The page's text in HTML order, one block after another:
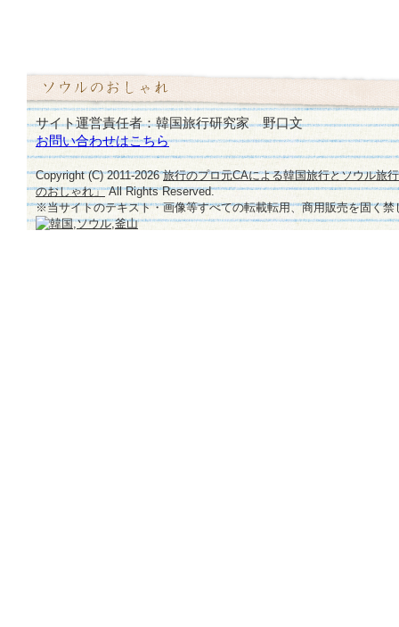
サイト運営責任者：韓国旅行研究家 野口文
お問い合わせはこちら
Copyright (C) 2011-2026旅行のプロ元CAによる韓国旅行とソウル旅
のおしゃれ」All Rights Reserved.
※当サイトのテキスト・画像等すべての転載転用、商用販売を固く禁